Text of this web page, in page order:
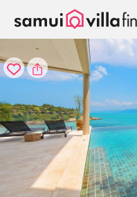
Панель управления cookies